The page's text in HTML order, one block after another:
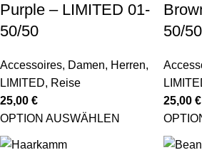
Purple – LIMITED 01-
50/50
Accessoires, Damen, Herren,
LIMITED, Reise
25,00 €
OPTION AUSWÄHLEN
50/50
25,00 €